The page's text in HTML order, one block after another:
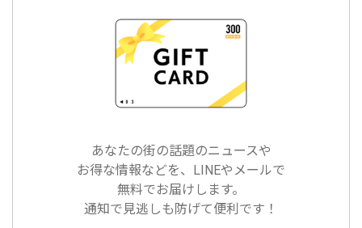
あなたの街の話題のニュースや
お得な情報などを、LINEやメールで
無料でお届けします。
通知で見逃しも防げて便利です！